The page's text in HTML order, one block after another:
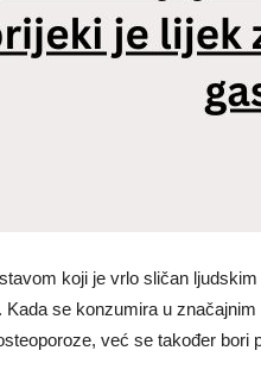
koji je vrlo sličan
Kada se konzumira u
već se također bori